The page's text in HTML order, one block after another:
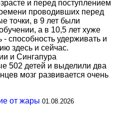
и перед поступлением
проводивших перед
точки, в 9 лет были
а в 10,5 лет хуже
способность удерживать и
здесь и сейчас.
и Сингапура
502 детей и выделили два
мозг развивается очень
от жары 01.08.2026